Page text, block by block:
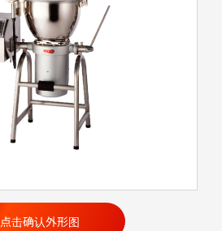
点击确认外形图